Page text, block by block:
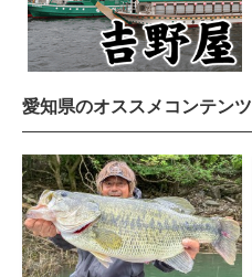
愛知県のオススメコンテンツ